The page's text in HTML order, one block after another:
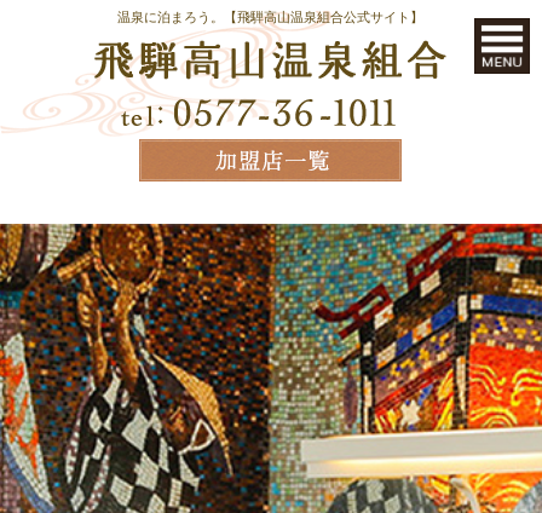
温泉に泊まろう。【飛騨高山温泉組合公式サイト】